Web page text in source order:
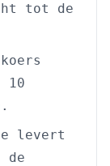
tot de
10
levert
de